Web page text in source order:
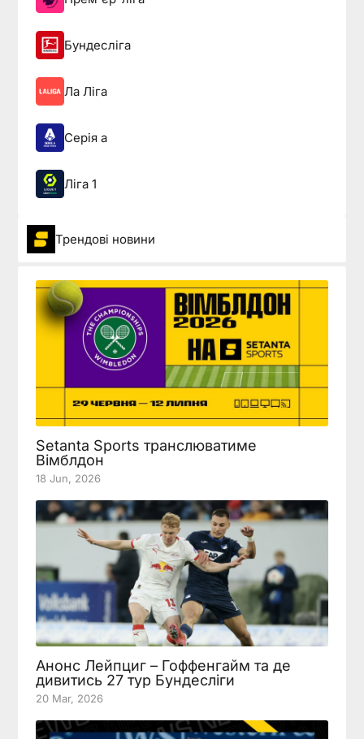
Бундесліга
Ла Ліга
Серія а
Ліга 1
Трендові новини
Setanta Sports транслюватиме
Вімблдон
18 Jun, 2026
Анонс Лейпциг – Гоффенгайм та де
дивитись 27 тур Бундесліги
20 Mar, 2026